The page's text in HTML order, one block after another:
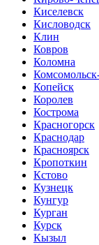
Киселевск
Кисловодск
Клин
Ковров
Коломна
Копейск
Королев
Кострома
Красногорск
Краснодар
Красноярск
Кропоткин
Кстово
Кузнецк
Кунгур
Курган
Курск
Кызыл